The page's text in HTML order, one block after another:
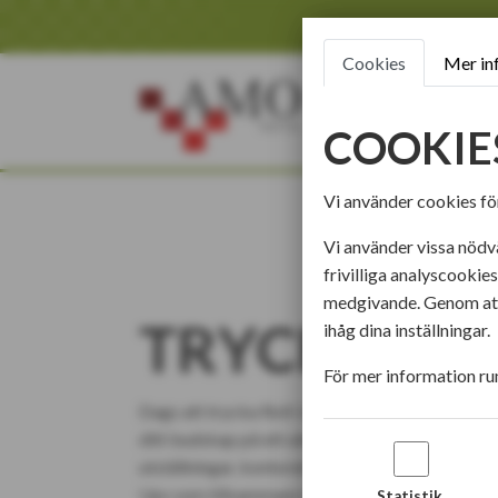
Cookies Mer
Vi använder cookies
Vi använder vissa
frivilliga
medgivande. Genom
ihåg dina inställningar.
För mer information
TRYCKA
Dags att trycka Roll-Ups till mässan eller
ditt budskap på ett utmärkt sätt. Roll-Ups
utställningar, kontoret, skyltfönstret,